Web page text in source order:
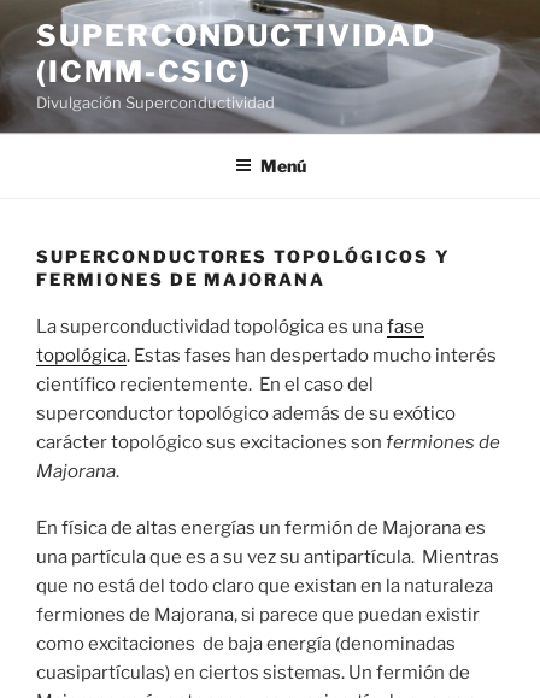
contenido
SUPERCONDUCTIVIDAD
(ICMM-CSIC)
Divulgación Superconductividad
Menú
SUPERCONDUCTORES TOPOLÓGICOS Y
FERMIONES DE MAJORANA
La superconductividad topológica es unafase
topológica. Estas fases han despertado mucho interés
científico recientemente. En el caso del
superconductor topológico además de su exótico
carácter topológico sus excitaciones son fermiones de
Majorana.
En física de altas energías un fermión de Majorana es
una partícula que es a su vez su antipartícula. Mientras
que no está del todo claro que existan en la naturaleza
fermiones de Majorana, si parece que puedan existir
como excitaciones de baja energía (denominadas
cuasipartículas) en ciertos sistemas. Un fermión de